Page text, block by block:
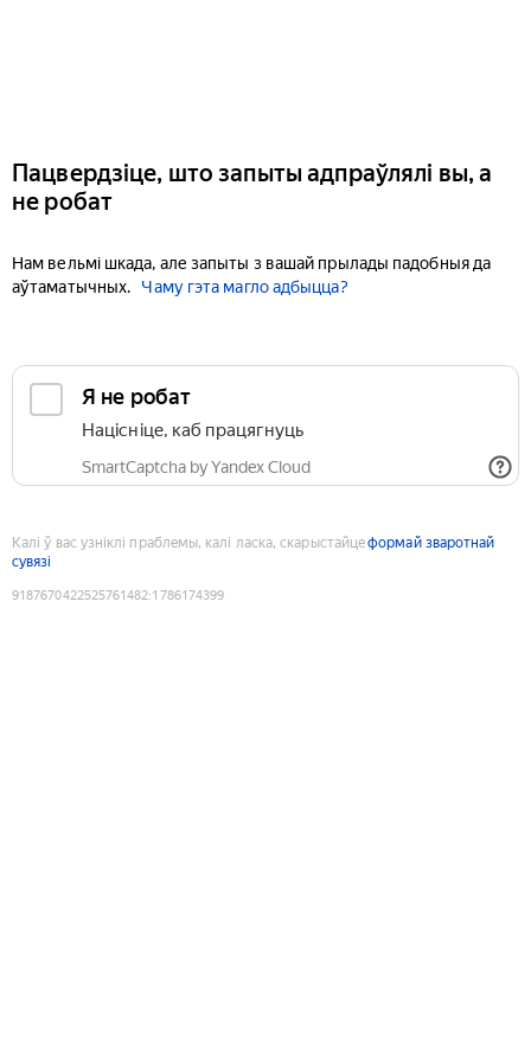
Пацвердзіце, што запыты адпраўлялі вы, а
не робат
Нам вельмі шкада, але запыты з вашай прылады падобныя да
аўтаматычных.
Чаму гэта магло адбыцца?
Я не робат
Націсніце, каб працягнуць
SmartCaptcha by Yandex Cloud
Калі ў вас узніклі праблемы, калі ласка, скарыстайцеформай зваротнай
сувязі
9187670422525761482:1786174399